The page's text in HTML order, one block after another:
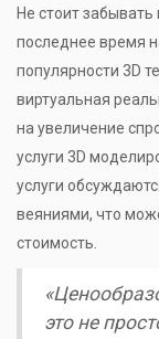
Не стоит забывать
последнее время
популярности 3D
виртуальная
на увеличение
услуги 3D
услуги
веяниями, что
стоимость.
это не